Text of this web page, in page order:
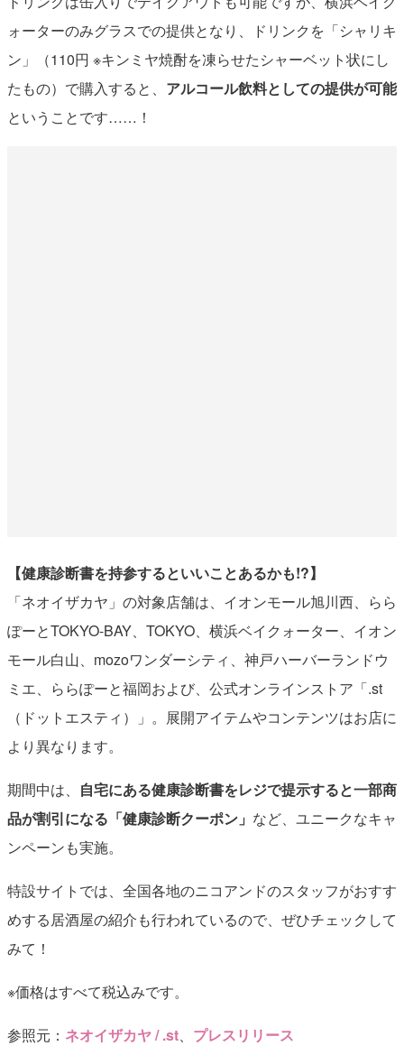
ォーターのみグラスでの提供となり、ドリンクを「シャリキ
ン」（110円 ※キンミヤ焼酎を凍らせたシャーベット状にし
たもの）で購入すると、 アルコール飲料としての提供が可能
ということです……！
【健康診断書を持参するといいことあるかも!?】
「ネオイザカヤ」の対象店舗は、イオンモール旭川西、らら
ぽーとTOKYO-BAY、TOKYO、横浜ベイクォーター、イオン
モール白山、mozoワンダーシティ、神戸ハーバーランドウ
ミエ、ららぽーと福岡および、公式オンラインストア「.st
（ドットエスティ）」。展開アイテムやコンテンツはお店に
より異なります。
期間中は、 自宅にある健康診断書をレジで提示すると一部商
品が割引になる「健康診断クーポン」 など、ユニークなキャ
ンペーンも実施。
特設サイトでは、全国各地のニコアンドのスタッフがおすす
めする居酒屋の紹介も行われているので、ぜひチェックして
みて！
※価格はすべて税込みです。
参照元： ネオイザカヤ / .st、 プレスリリース